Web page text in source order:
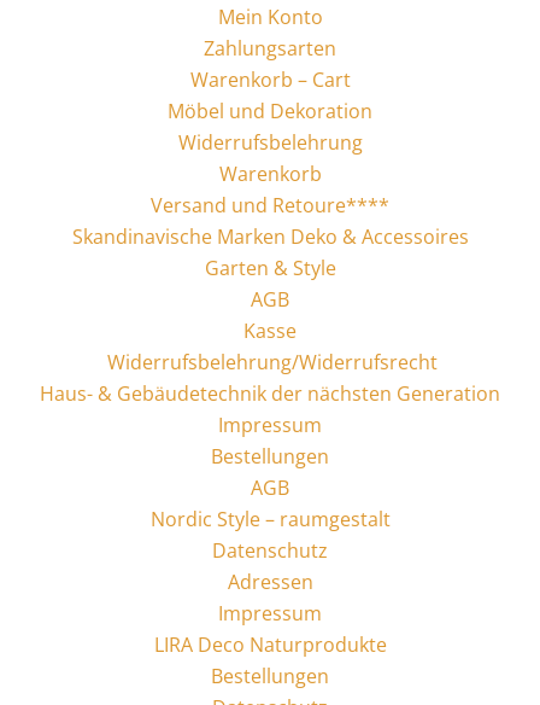
Mein Konto
Zahlungsarten
Warenkorb – Cart
Möbel und Dekoration
Widerrufsbelehrung
Warenkorb
Versand und Retoure****
Skandinavische Marken Deko & Accessoires
Garten & Style
AGB
Kasse
Widerrufsbelehrung/Widerrufsrecht
Haus- & Gebäudetechnik der nächsten Generation
Impressum
Bestellungen
AGB
Nordic Style – raumgestalt
Datenschutz
Adressen
Impressum
LIRA Deco Naturprodukte
Bestellungen